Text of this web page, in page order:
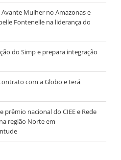
Mulher no Amazonas e
Fontenelle na liderança do
do Simp e prepara integração
com a Globo e terá
prêmio nacional do CIEE e Rede
região Norte em